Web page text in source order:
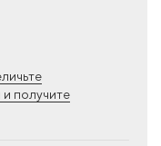
получите